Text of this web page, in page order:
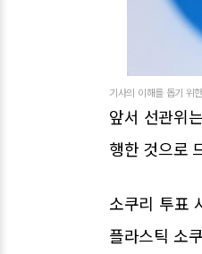
기사의 이해를 돕기 위
앞서 선관위
행한 것으로
소쿠리 투표
플라스틱 소